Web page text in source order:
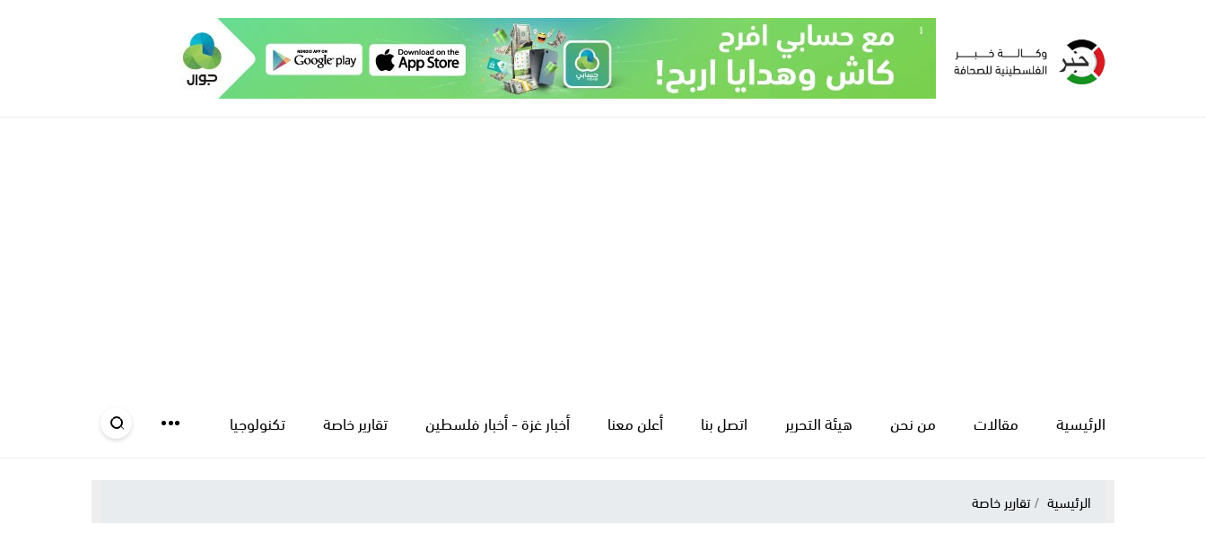
الرئيسية مقالات من نحن هيئة التحرير اتصل بنا أعلن معنا أخبار غزة - أخبار فلسطين تقارير خاصة تكنولوجيا
الرئيسية تقارير خاصة